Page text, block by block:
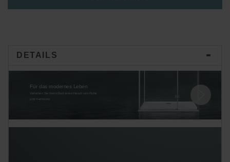
DETAILS
Für das modernes Leben
Verleihen Sie Ihrem Bad einen Hauch von Ruhe
und Harmonie.